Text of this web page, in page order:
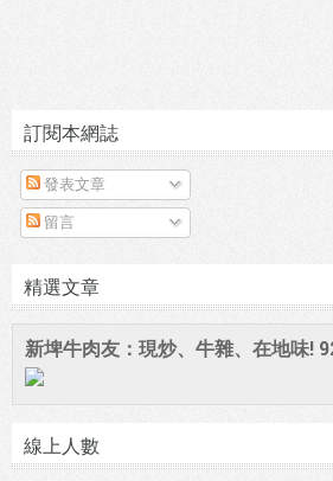
訂閱本網誌
發表文章
留言
精選文章
新埤牛肉友：現炒、牛雜、在地味!
線上人數